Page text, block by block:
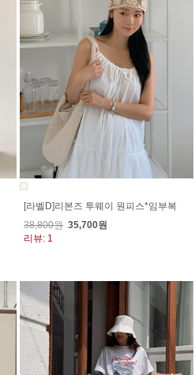
[라벨D]리본즈 투웨이 원피스*임부복
38,800원 35,700원
리뷰: 1